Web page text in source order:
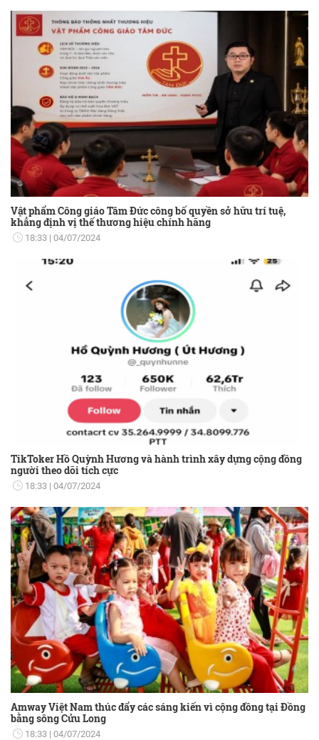
Vật phẩm Công giáo Tâm Đức công bố quyền sở hữu trí tuệ,
khẳng định vị thế thương hiệu chính hãng
18:33 04/07/2024
TikToker Hồ Quỳnh Hương và hành trình xây dựng cộng đồng
người theo dõi tích cực
18:33 04/07/2024
Amway Việt Nam thúc đẩy các sáng kiến vì cộng đồng tại Đồng
bằng sông Cửu Long
18:33 04/07/2024